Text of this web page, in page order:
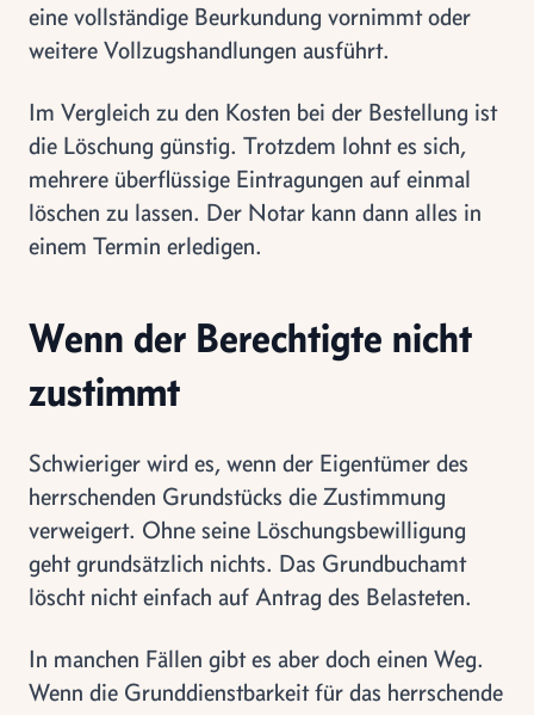
eine vollständige Beurkundung vornimmt oder
weitere Vollzugshandlungen ausführt.
Im Vergleich zu den Kosten bei der Bestellung ist
die Löschung günstig. Trotzdem lohnt es sich,
mehrere überflüssige Eintragungen auf einmal
löschen zu lassen. Der Notar kann dann alles in
einem Termin erledigen.
Wenn der Berechtigte nicht
zustimmt
Schwieriger wird es, wenn der Eigentümer des
herrschenden Grundstücks die Zustimmung
verweigert. Ohne seine Löschungsbewilligung
geht grundsätzlich nichts. Das Grundbuchamt
löscht nicht einfach auf Antrag des Belasteten.
In manchen Fällen gibt es aber doch einen Weg.
Wenn die Grunddienstbarkeit für das herrschende